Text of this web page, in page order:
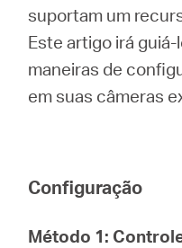
Brazil
Portuguese
suportam um
Este artigo irá
maneiras de
em suas câmeras
Configuração
Método 1: